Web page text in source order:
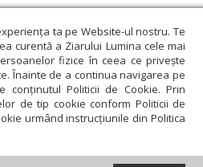
ta pe Website-ul nostru. Te
curentă a Ziarului Lumina cele mai
fizice în ceea ce privește
Înainte de a continua navigarea pe
Politicii de Cookie. Prin
de tip cookie conform Politicii de
urmând instrucțiunile din Politica